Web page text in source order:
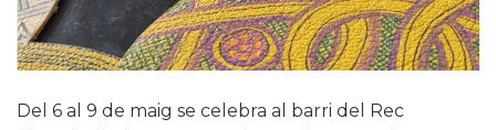
Del 6 al 9 de maig se celebra al barri del Rec